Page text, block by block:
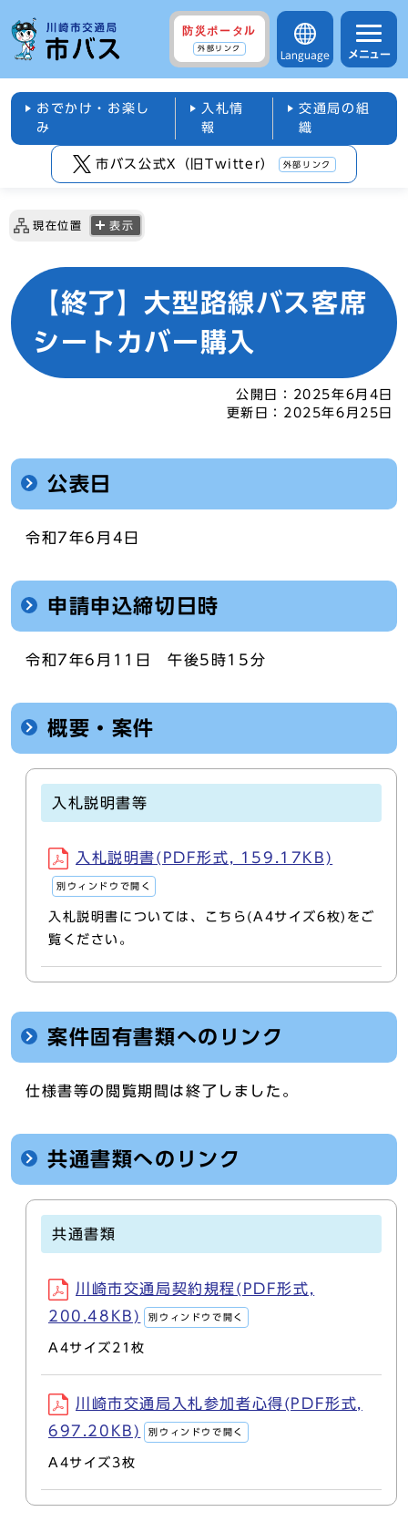
防災ポータル
外部リンク
Language メニュー
おでかけ・お楽し
み
入札情
報
交通局の組
織
市バス公式X（旧Twitter） 外部リンク
現在位置 表示
【終了】大型路線バス客席
シートカバー購入
公開日：
2025年6月4日
更新日： 2025年6月25日
公表日
令和7年6月4日
申請申込締切日時
令和7年6月11日 午後5時15分
概要・案件
入札説明書等
入札説明書(PDF形式, 159.17KB)
別ウィンドウで開く
入札説明書については、こちら(A4サイズ6枚)をご
覧ください。
案件固有書類へのリンク
仕様書等の閲覧期間は終了しました。
共通書類へのリンク
共通書類
川崎市交通局契約規程(PDF形式,
200.48KB)
別ウィンドウで開く
A4サイズ21枚
川崎市交通局入札参加者心得(PDF形式,
697.20KB)
別ウィンドウで開く
A4サイズ3枚